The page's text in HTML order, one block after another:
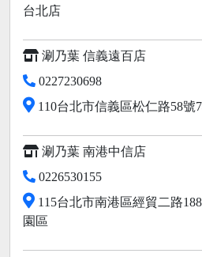
台北店
涮乃葉 信義遠百店
0227230698
110台北市信義區松仁路58號
涮乃葉 南港中信店
0226530155
115台北市南港區經貿二路
園區